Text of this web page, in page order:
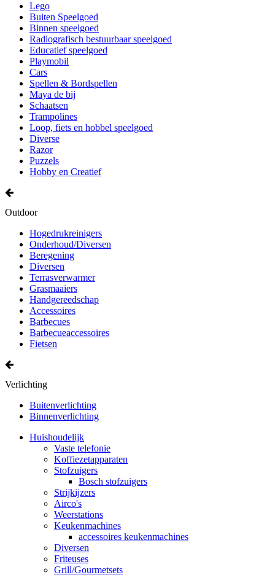
Lego
Buiten Speelgoed
Binnen speelgoed
Radiografisch bestuurbaar speelgoed
Educatief speelgoed
Playmobil
Cars
Spellen & Bordspellen
Maya de bij
Schaatsen
Trampolines
Loop, fiets en hobbel speelgoed
Diverse
Razor
Puzzels
Hobby en Creatief
Outdoor
Hogedrukreinigers
Onderhoud/Diversen
Beregening
Diversen
Terrasverwarmer
Grasmaaiers
Handgereedschap
Accessoires
Barbecues
Barbecueaccessoires
Fietsen
Verlichting
Buitenverlichting
Binnenverlichting
Huishoudelijk
Vaste telefonie
Koffiezetapparaten
Stofzuigers
Bosch stofzuigers
Strijkijzers
Airco's
Weerstations
Keukenmachines
accessoires keukenmachines
Diversen
Friteuses
Grill/Gourmetsets